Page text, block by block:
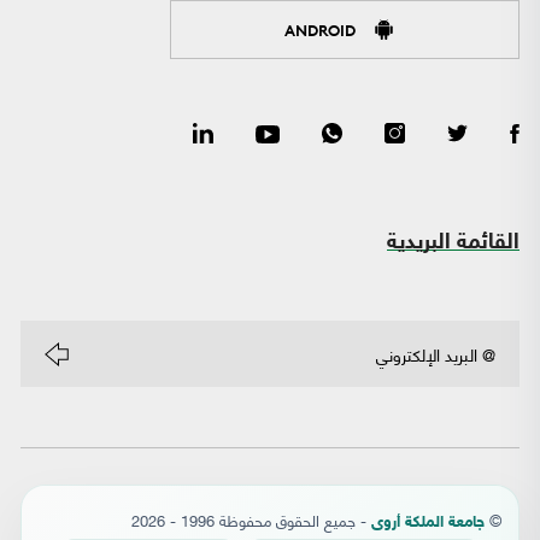
ANDROID
القائمة البريدية
© جامعة الملكة أروى - جميع الحقوق محفوظة 1996 - 2026